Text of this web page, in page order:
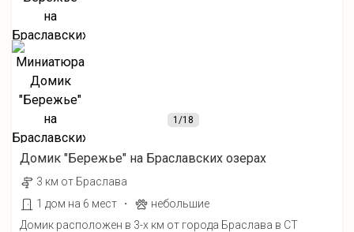
1/18
Домик "Бережье" на Браславских озерах
3 км от Браслава
1 дом на 6 мест
·
небольшие
Домик расположен в 3-х км от города Браслава в СТ